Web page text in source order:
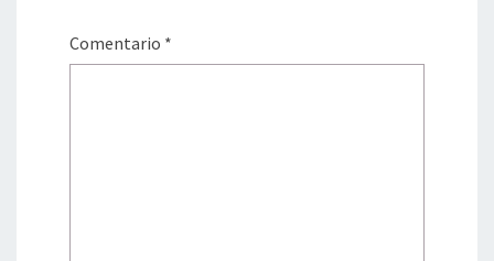
Comentario *